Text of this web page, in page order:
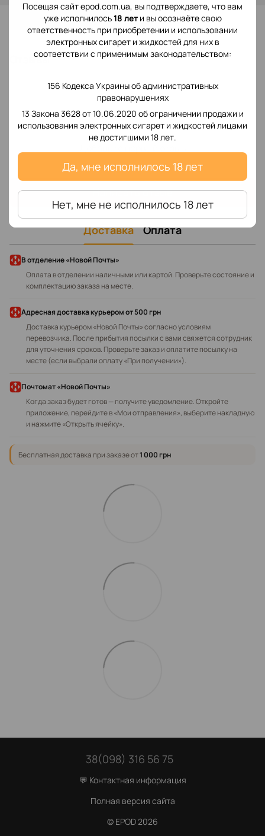
Посещая сайт epod.com.ua, вы подтверждаете, что вам
уже исполнилось18 лети вы осознаёте свою
ответственность при приобретении и использовании
электронных сигарет и жидкостей для них в
соответствии с применимым законодательством:
156 Кодекса Украины об административных
правонарушениях
13 Закона 3628 от 10.06.2020 об ограничении продажи и
использования электронных сигарет и жидкостей лицами
не достигшими 18 лет.
Да, мне исполнилось 18 лет
Нет, мне не исполнилось 18 лет
В избранное
Отзывы
Написать отзыв
Доставка Оплата
В отделение «Новой Почты»
Оплата в отделении наличными или картой. Проверьте состояние и
комплектацию заказа на месте.
Адресная доставка курьеромот 500 грн
Доставка курьером «Новой Почты» согласно условиям
перевозчика. После прибытия посылки с вами свяжется сотрудник
для уточнения сроков. Проверьте заказ и оплатите посылку на
месте (если выбрали оплату «При получении»).
Почтомат «Новой Почты»
Когда заказ будет готов — получите уведомление. Откройте
приложение, перейдите в «Мои отправления», выберите накладную
и нажмите «Открыть ячейку».
Бесплатная доставка при заказе от1 000 грн
38(098) 316 56 75
💬 Контактная информация
Полная версия сайта
© EPOD 2026